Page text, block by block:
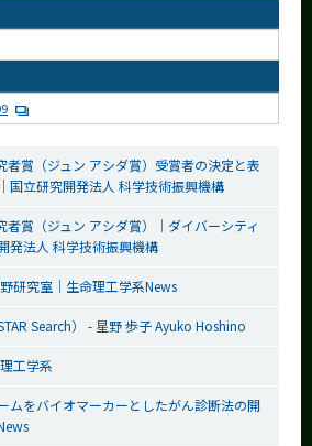
者賞（ジュン アシダ賞）受賞者の決定と表
国立研究開発法人 科学技術振興機構
者賞（ジュン アシダ賞）｜ダイバーシティ
発法人 科学技術振興機構
研究室｜生命理工学系News
Search） - 星野 歩子 Ayuko Hoshino
工学系
ムをバイオマーカーとしたがん診断法の開